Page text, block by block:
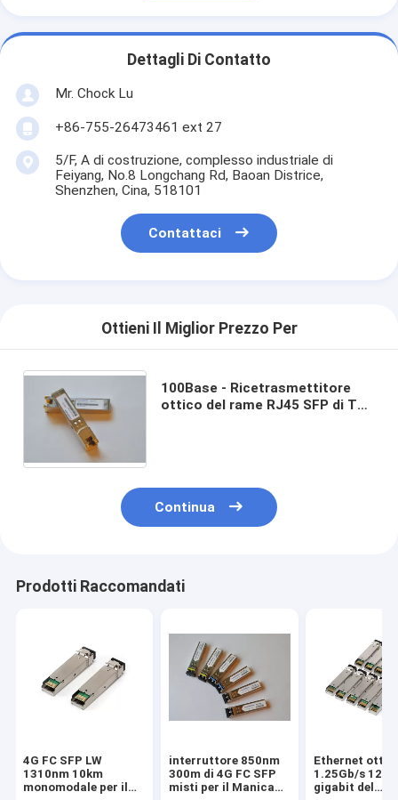
Dettagli Di Contatto
Mr. Chock Lu
+86-755-26473461 ext 27
5/F, A di costruzione, complesso industriale di
Feiyang, No.8 Longchang Rd, Baoan Districe,
Shenzhen, Cina, 518101
Contattaci
Ottieni Il Miglior Prezzo Per
100Base - Ricetrasmettitore
ottico del rame RJ45 SFP di TX
Continua
Prodotti Raccomandati
4G FC SFP LW
1310nm 10km
monomodale per il
interruttore 850nm
300m di 4G FC SFP
misti per il Manica
Ethernet
1.25Gb/s
gigabit del